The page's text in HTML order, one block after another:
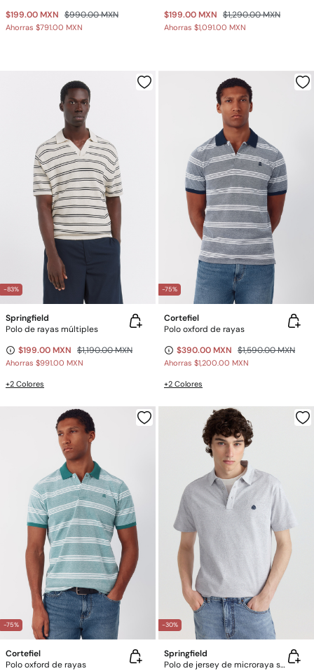
$199.00 MXN $990.00 MXN
Ahorras $791.00 MXN
$199.00 MXN $1,290.00 MXN
Ahorras $1,091.00 MXN
-83%
Springfield
Polo de rayas múltiples
$199.00 MXN $1,190.00 MXN
Ahorras $991.00 MXN
+2 Colores
-75%
Cortefiel
Polo oxford de rayas
$390.00 MXN $1,590.00 MXN
Ahorras $1,200.00 MXN
+2 Colores
-75%
Cortefiel
Polo oxford de rayas
-30%
Springfield
Polo de jersey de microraya slim fit